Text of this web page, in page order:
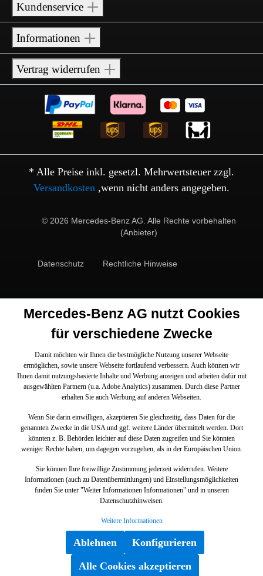
Kundenservice
Informationen
Vertrag widerrufen
* Alle Preise inkl. gesetzl. Mehrwertsteuer zzgl.
Versandkosten ,wenn nicht anders angegeben.
© 2026 Mercedes-Benz AG. Alle Rechte vorbehalten
(Anbieter)
Datenschutz Rechtliche Hinweise
Mercedes-Benz AG nutzt Cookies
für verschiedene Zwecke
Damit möchten wir Ihnen die bestmögliche Nutzung unserer Webseite
ermöglichen, sowie unsere Webseite fortlaufend verbessern. Auch können wir
Ihnen damit nutzungsbasierte Inhalte und Werbung anzeigen und arbeiten dafür mit
ausgewählten Partnern (u.a. Adobe Analytics) zusammen. Durch diese Partner
erhalten Sie auch Werbung auf anderen Webseiten.
Wenn Sie darin einwilligen, akzeptieren Sie gleichzeitig, dass Daten für die
genannten Zwecke in die USA und ggf. weitere Länder übermittelt werden. Dort
könnten z. B. Behörden leichter auf diese Daten zugreifen und Sie könnten
weniger Rechte haben, um dagegen vorzugehen, als in der Europäischen Union.
Sie können Ihre freiwillige Zustimmung jederzeit widerrufen. Weitere
Informationen (auch zu Datenübermittlungen) und Einstellungsmöglichkeiten
finden Sie unter "Weiter Informationen Informationen" und in unseren
Datenschutzhinweisen.
Weitere Informationen
Ablehnen
Konfigurieren
Alle Cookies akzeptieren